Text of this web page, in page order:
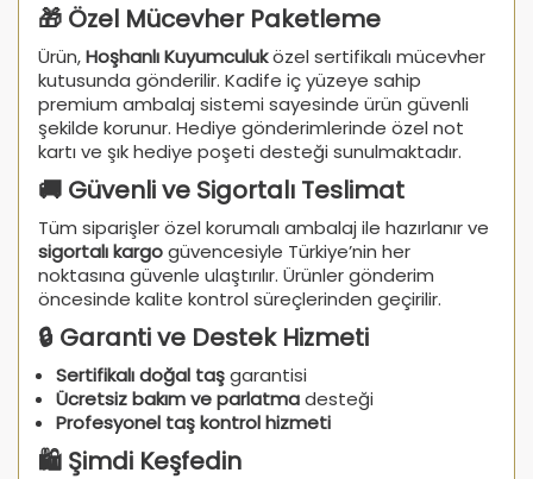
🎁 Özel Mücevher Paketleme
Ürün,Hoşhanlı Kuyumculuközel sertifikalı mücevher
kutusunda gönderilir. Kadife iç yüzeye sahip
premium ambalaj sistemi sayesinde ürün güvenli
şekilde korunur. Hediye gönderimlerinde özel not
kartı ve şık hediye poşeti desteği sunulmaktadır.
🚚 Güvenli ve Sigortalı Teslimat
Tüm siparişler özel korumalı ambalaj ile hazırlanır ve
sigortalı kargogüvencesiyle Türkiye’nin her
noktasına güvenle ulaştırılır. Ürünler gönderim
öncesinde kalite kontrol süreçlerinden geçirilir.
🔒 Garanti ve Destek Hizmeti
Sertifikalı doğal taşgarantisi
Ücretsiz bakım ve parlatmadesteği
Profesyonel taş kontrol hizmeti
🛍️ Şimdi Keşfedin